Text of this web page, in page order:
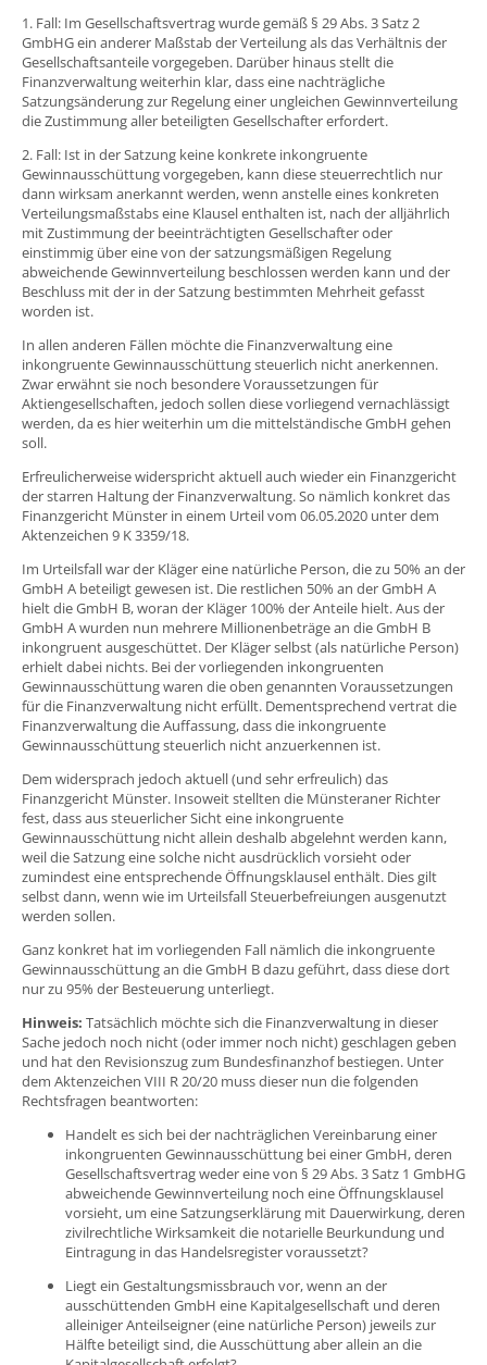
1. Fall: Im Gesellschaftsvertrag wurde gemäß § 29 Abs. 3 Satz 2
GmbHG ein anderer Maßstab der Verteilung als das Verhältnis der
Gesellschaftsanteile vorgegeben. Darüber hinaus stellt die
Finanzverwaltung weiterhin klar, dass eine nachträgliche
Satzungsänderung zur Regelung einer ungleichen Gewinnverteilung
die Zustimmung aller beteiligten Gesellschafter erfordert.
2. Fall: Ist in der Satzung keine konkrete inkongruente
Gewinnausschüttung vorgegeben, kann diese steuerrechtlich nur
dann wirksam anerkannt werden, wenn anstelle eines konkreten
Verteilungsmaßstabs eine Klausel enthalten ist, nach der alljährlich
mit Zustimmung der beeinträchtigten Gesellschafter oder
einstimmig über eine von der satzungsmäßigen Regelung
abweichende Gewinnverteilung beschlossen werden kann und der
Beschluss mit der in der Satzung bestimmten Mehrheit gefasst
worden ist.
In allen anderen Fällen möchte die Finanzverwaltung eine
inkongruente Gewinnausschüttung steuerlich nicht anerkennen.
Zwar erwähnt sie noch besondere Voraussetzungen für
Aktiengesellschaften, jedoch sollen diese vorliegend vernachlässigt
werden, da es hier weiterhin um die mittelständische GmbH gehen
soll.
Erfreulicherweise widerspricht aktuell auch wieder ein Finanzgericht
der starren Haltung der Finanzverwaltung. So nämlich konkret das
Finanzgericht Münster in einem Urteil vom 06.05.2020 unter dem
Aktenzeichen 9 K 3359/18.
Im Urteilsfall war der Kläger eine natürliche Person, die zu 50% an der
GmbH A beteiligt gewesen ist. Die restlichen 50% an der GmbH A
hielt die GmbH B, woran der Kläger 100% der Anteile hielt. Aus der
GmbH A wurden nun mehrere Millionenbeträge an die GmbH B
inkongruent ausgeschüttet. Der Kläger selbst (als natürliche Person)
erhielt dabei nichts. Bei der vorliegenden inkongruenten
Gewinnausschüttung waren die oben genannten Voraussetzungen
für die Finanzverwaltung nicht erfüllt. Dementsprechend vertrat die
Finanzverwaltung die Auffassung, dass die inkongruente
Gewinnausschüttung steuerlich nicht anzuerkennen ist.
Dem widersprach jedoch aktuell (und sehr erfreulich) das
Finanzgericht Münster. Insoweit stellten die Münsteraner Richter
fest, dass aus steuerlicher Sicht eine inkongruente
Gewinnausschüttung nicht allein deshalb abgelehnt werden kann,
weil die Satzung eine solche nicht ausdrücklich vorsieht oder
zumindest eine entsprechende Öffnungsklausel enthält. Dies gilt
selbst dann, wenn wie im Urteilsfall Steuerbefreiungen ausgenutzt
werden sollen.
Ganz konkret hat im vorliegenden Fall nämlich die inkongruente
Gewinnausschüttung an die GmbH B dazu geführt, dass diese dort
nur zu 95% der Besteuerung unterliegt.
Hinweis: Tatsächlich möchte sich die Finanzverwaltung in dieser
Sache jedoch noch nicht (oder immer noch nicht) geschlagen geben
und hat den Revisionszug zum Bundesfinanzhof bestiegen. Unter
dem Aktenzeichen VIII R 20/20 muss dieser nun die folgenden
Rechtsfragen beantworten:
Handelt es sich bei der nachträglichen Vereinbarung einer
inkongruenten Gewinnausschüttung bei einer GmbH, deren
Gesellschaftsvertrag weder eine von § 29 Abs. 3 Satz 1 GmbHG
abweichende Gewinnverteilung noch eine Öffnungsklausel
vorsieht, um eine Satzungserklärung mit Dauerwirkung, deren
zivilrechtliche Wirksamkeit die notarielle Beurkundung und
Eintragung in das Handelsregister voraussetzt?
Liegt ein Gestaltungsmissbrauch vor, wenn an der
ausschüttenden GmbH eine Kapitalgesellschaft und deren
alleiniger Anteilseigner (eine natürliche Person) jeweils zur
Hälfte beteiligt sind, die Ausschüttung aber allein an die